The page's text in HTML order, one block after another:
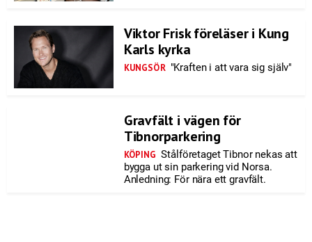
Viktor Frisk föreläser i Kung
Karls kyrka
KUNGSÖR "Kraften i att vara sig själv"
Gravfält i vägen för
Tibnorparkering
KÖPING Stålföretaget Tibnor nekas att
bygga ut sin parkering vid Norsa.
Anledning: För nära ett gravfält.